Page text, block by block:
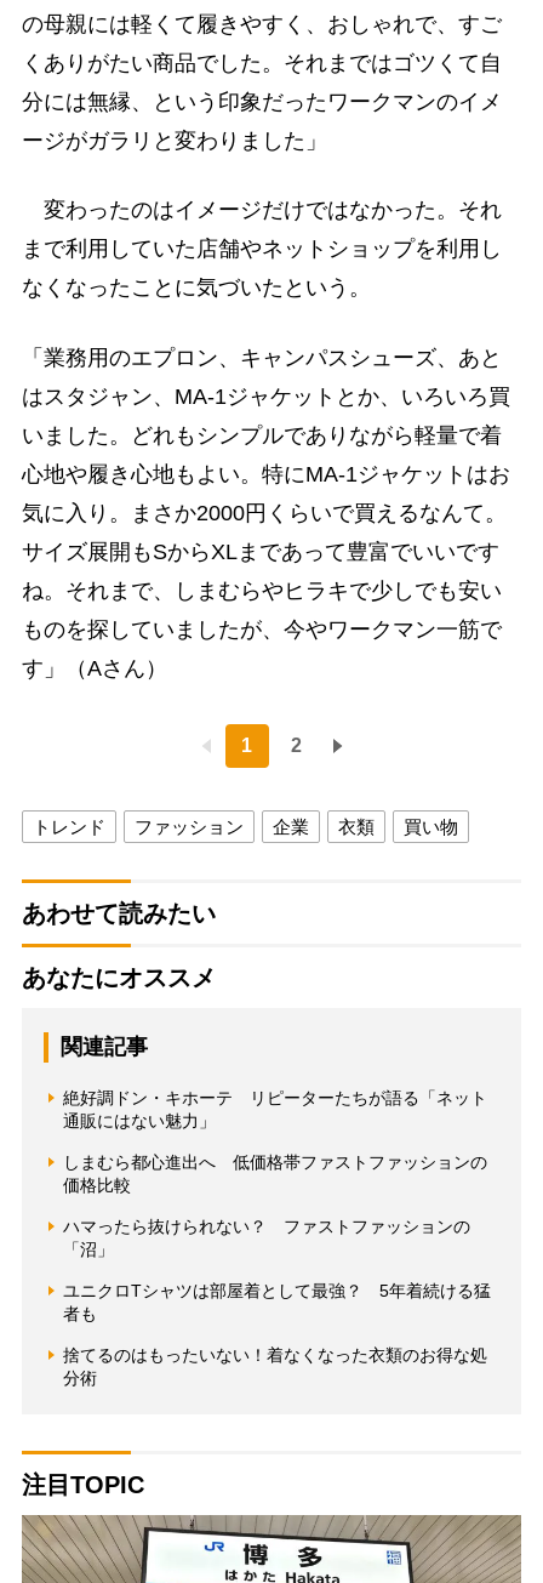
の母親には軽くて履きやすく、おしゃれで、すご
くありがたい商品でした。それまではゴツくて自
分には無縁、という印象だったワークマンのイメ
ージがガラリと変わりました」
変わったのはイメージだけではなかった。それ
まで利用していた店舗やネットショップを利用し
なくなったことに気づいたという。
「業務用のエプロン、キャンパスシューズ、あと
はスタジャン、MA-1ジャケットとか、いろいろ買
いました。どれもシンプルでありながら軽量で着
心地や履き心地もよい。特にMA-1ジャケットはお
気に入り。まさか2000円くらいで買えるなんて。
サイズ展開もSからXLまであって豊富でいいです
ね。それまで、しまむらやヒラキで少しでも安い
ものを探していましたが、今やワークマン一筋で
す」（Aさん）
1 2
トレンド ファッション 企業 衣類 買い物
あわせて読みたい
あなたにオススメ
関連記事
絶好調ドン・キホーテ リピーターたちが語る「ネット
通販にはない魅力」
しまむら都心進出へ 低価格帯ファストファッションの
価格比較
ハマったら抜けられない？ ファストファッションの
「沼」
ユニクロTシャツは部屋着として最強？ 5年着続ける猛
者も
捨てるのはもったいない！着なくなった衣類のお得な処
分術
注目TOPIC